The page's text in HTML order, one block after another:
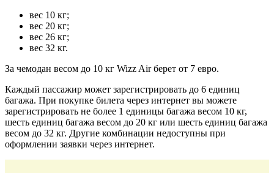
вес 10 кг;
вес 20 кг;
вес 26 кг;
вес 32 кг.
За чемодан весом до 10 кг Wizz Air берет от 7 евро.
Каждый пассажир может зарегистрировать до 6 единиц
багажа. При покупке билета через интернет вы можете
зарегистрировать не более 1 единицы багажа весом 10 кг,
шесть единиц багажа весом до 20 кг или шесть единиц багажа
весом до 32 кг. Другие комбинации недоступны при
оформлении заявки через интернет.